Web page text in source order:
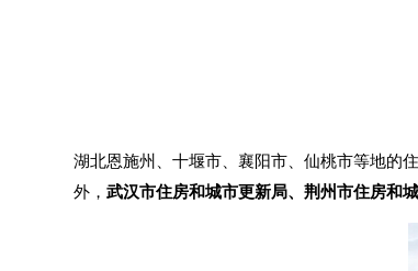
湖北恩施州、十堰市、襄阳市、仙桃市等地的
外，武汉市住房和城市更新局、荆州市住房和